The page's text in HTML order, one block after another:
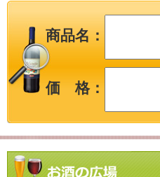
商品名：
価 格：